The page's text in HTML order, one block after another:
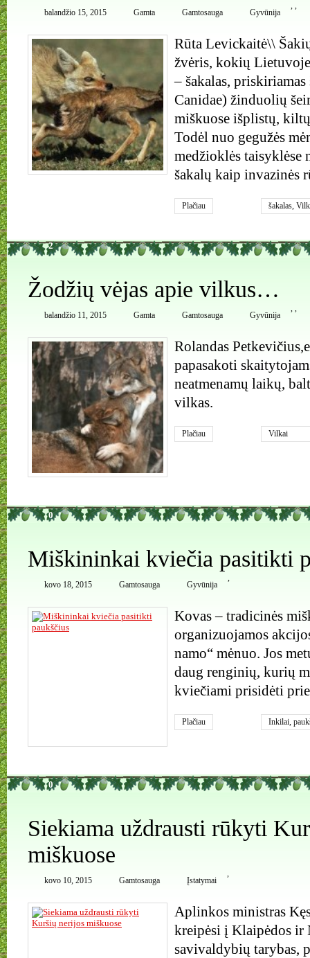
balandžio 15, 2015 Gamta
,
Gamtosauga
,
Gyvūnija
Rūta Levickaitė\\
žvėris, kokių
– šakalas,
Canidae) žinduolių
miškuose išplistų,
Todėl nuo gegužės
medžioklės taisyklėse
šakalų kaip invazinės
Plačiau šakalas,
2
Žodžių vėjas apie vilkus…
balandžio 11, 2015 Gamta
,
Gamtosauga
,
Gyvūnija
Rolandas
papasakoti
neatmenamų laikų,
vilkas.
Plačiau Vilkai
0
Miškininkai kviečia pasitikti
kovo 18, 2015 Gamtosauga
,
Gyvūnija
Kovas – tradicinės
organizuojamos
namo“ mėnuo. Jos
daug renginių, kurių
kviečiami prisidėti
Plačiau Inkilai,
0
Siekiama uždrausti rūkyti
miškuose
kovo 10, 2015 Gamtosauga
,
Įstatymai
Aplinkos ministras
kreipėsi į Klaipėdos ir
savivaldybių tarybas,